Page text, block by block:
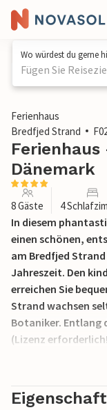
Wo würdest du gerne
Fügen Sie
1 / 19
Ferienhaus
Bredfjed Strand
Dänemark
8 Gäste 4
In diesem
einen schönen,
am Bredfjed
Jahreszeit. Den
erreichen Sie
Strand wachsen
Botaniker. Entlang
(Lizenz